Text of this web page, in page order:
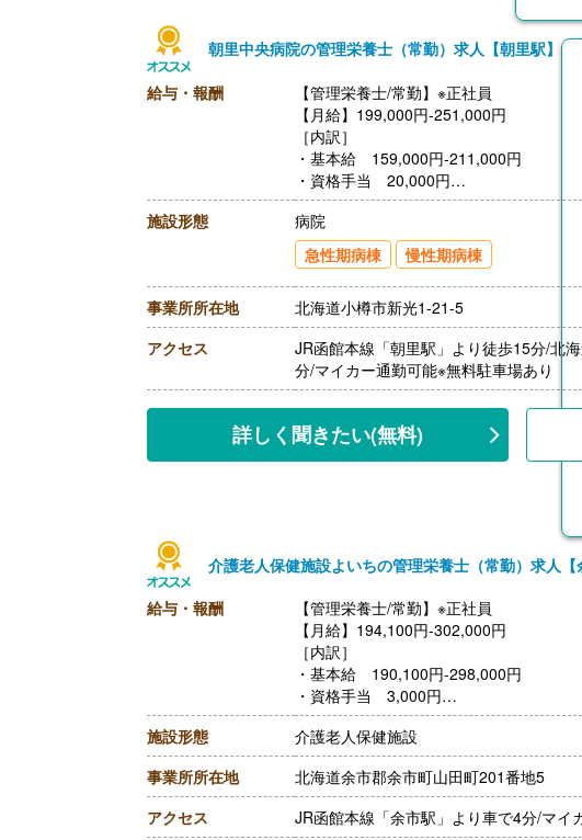
朝里中央病院の管理栄養士（常勤）求人【朝里駅】
給与・報酬
【管理栄養士/常勤】※正社員
【月給】199,000円-251,000円
［内訳］
・基本給 159,000円-211,000円
・資格手当 20,000円
・調整手当 10,000円
・住宅手当 10,000円
【賞与】年2回（計3.20ヶ月分）※前年度実
【通勤手当】あり（上限30,000円/月）
【昇給】あり（1月あたり2,000円）※前
【退職金】あり※勤続3年以上
施設形態
病院
急性期病棟
慢性期病棟
事業所所在地
北海道小樽市新光1-21-5
アクセス
JR函館本線「朝里駅」より徒歩15分/北
分/マイカー通勤可能※無料駐車場あり
詳しく聞きたい(無料)
介護老人保健施設よいちの管理栄養士（常勤）求人【
給与・報酬
【管理栄養士/常勤】※正社員
【月給】194,100円-302,000円
［内訳］
・基本給 190,100円-298,000円
・資格手当 3,000円
・処遇改善手当 1,000円
［その他手当］
・住宅手当 上限20,000円
【賞与】年2回（計1.75ヶ月分）※前年度実
【通勤手当】あり（上限20,000円/月）
【昇給】あり（1月あたり1,000円-3,000
施設形態
介護老人保健施設
事業所所在地
北海道余市郡余市町山田町201番地5
アクセス
JR函館本線「余市駅」より車で4分/マイ